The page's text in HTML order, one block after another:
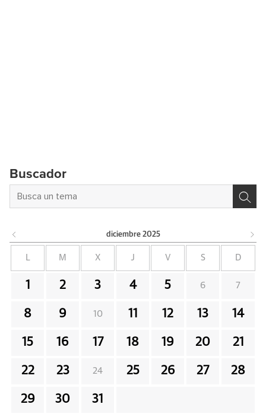
Buscador
diciembre 2025
L M X J V S D
1 2 3 4 5 6 7
8 9 10 11 12 13 14
15 16 17 18 19 20 21
22 23 24 25 26 27 28
29 30 31